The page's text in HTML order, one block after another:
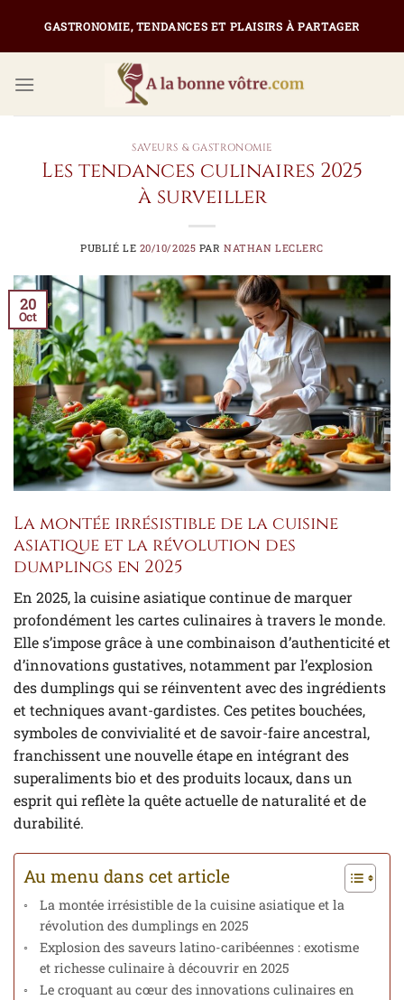
contenu
GASTRONOMIE, TENDANCES ET PLAISIRS À PARTAGER
SAVEURS & GASTRONOMIE
Les tendances culinaires 2025
à surveiller
PUBLIÉ LE 20/10/2025 PARNATHAN LECLERC
20
Oct
La montée irrésistible de la cuisine
asiatique et la révolution des
dumplings en 2025
En 2025, la cuisine asiatique continue de marquer
profondément les cartes culinaires à travers le monde.
Elle s’impose grâce à une combinaison d’authenticité et
d’innovations gustatives, notamment par l’explosion
des dumplings qui se réinventent avec des ingrédients
et techniques avant-gardistes. Ces petites bouchées,
symboles de convivialité et de savoir-faire ancestral,
franchissent une nouvelle étape en intégrant des
superaliments bio et des produits locaux, dans un
esprit qui reflète la quête actuelle de naturalité et de
durabilité.
Au menu dans cet article
La montée irrésistible de la cuisine asiatique et la
révolution des dumplings en 2025
Explosion des saveurs latino-caribéennes : exotisme
et richesse culinaire à découvrir en 2025
Le croquant au cœur des innovations culinaires en